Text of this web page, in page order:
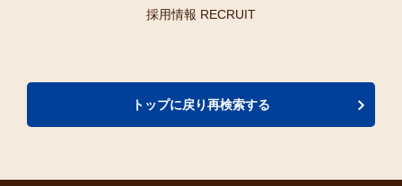
採用情報 RECRUIT
トップに戻り再検索する